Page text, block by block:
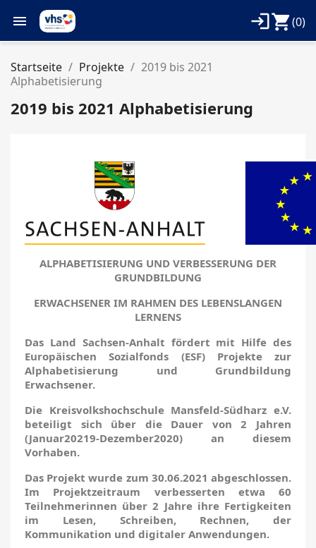
 shopping_cart(0)
login
Startseite Projekte
2019 bis 2021
Alphabetisierung
2019 bis 2021 Alphabetisierung
ALPHABETISIERUNG UND VERBESSERUNG DER
GRUNDBILDUNG
ERWACHSENER IM RAHMEN DES LEBENSLANGEN
LERNENS
Das Land Sachsen-Anhalt fördert mit Hilfe des
Europäischen Sozialfonds (ESF) Projekte zur
Alphabetisierung und Grundbildung
Erwachsener.
Die Kreisvolkshochschule Mansfeld-Südharz e.V.
beteiligt sich über die Dauer von 2 Jahren
(Januar20219-Dezember2020) an diesem
Vorhaben.
Das Projekt wurde zum 30.06.2021 abgeschlossen.
Im Projektzeitraum verbesserten etwa 60
Teilnehmerinnen über 2 Jahre ihre Fertigkeiten
im Lesen, Schreiben, Rechnen, der
Kommunikation und digitaler Anwendungen.